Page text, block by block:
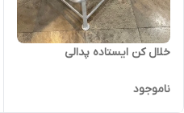
خلال کن ایستاده پدالی
ناموجود